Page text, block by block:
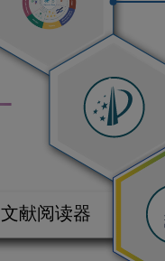
文献阅读器